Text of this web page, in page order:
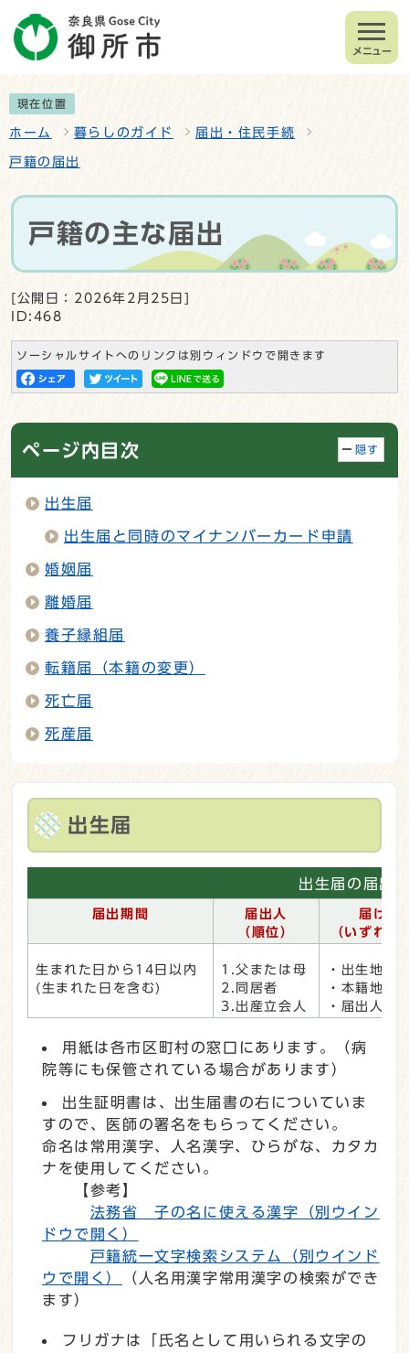
メニュー
現在位置
ホーム 暮らしのガイド 届出・住民手続
戸籍の届出
戸籍の主な届出
[公開日：2026年2月25日]
ID:468
ソーシャルサイトへのリンクは別ウィンドウで開きます
ページ内目次 隠す
出生届
出生届と同時のマイナンバーカード申請
婚姻届
離婚届
養子縁組届
転籍届（本籍の変更）
死亡届
死産届
出生届
出生届の届出
届出期間
届出人
（順位）
届ける
（いずれか
生まれた日から14日以内
(生まれた日を含む)
1.父または母
2.同居者
3.出産立会人
・出生地
・本籍地
・届出人の
用紙は各市区町村の窓口にあります。（病
院等にも保管されている場合があります）
出生証明書は、出生届書の右についていま
すので、医師の署名をもらってください。
命名は常用漢字、人名漢字、ひらがな、カタカ
ナを使用してください。
【参考】
法務省 子の名に使える漢字
（別ウイン
ドウで開く）
戸籍統一文字検索システム
（別ウインド
ウで開く）
（人名用漢字常用漢字の検索ができ
ます）
フリガナは「氏名として用いられる文字の